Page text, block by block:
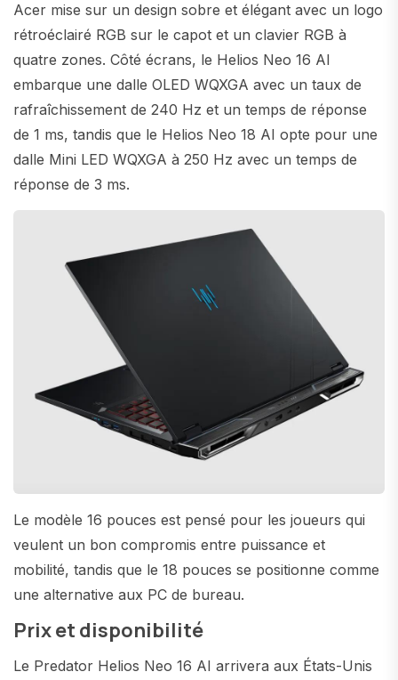
Acer mise sur un design sobre et élégant avec un logo
rétroéclairé RGB sur le capot et un clavier RGB à
quatre zones. Côté écrans, le Helios Neo 16 AI
embarque une dalle OLED WQXGA avec un taux de
rafraîchissement de 240 Hz et un temps de réponse
de 1 ms, tandis que le Helios Neo 18 AI opte pour une
dalle Mini LED WQXGA à 250 Hz avec un temps de
réponse de 3 ms.
Le modèle 16 pouces est pensé pour les joueurs qui
veulent un bon compromis entre puissance et
mobilité, tandis que le 18 pouces se positionne comme
une alternative aux PC de bureau.
Prix et disponibilité
Le Predator Helios Neo 16 AI arrivera aux États-Unis